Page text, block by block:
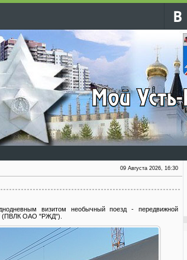
09 Августа 2026, 16:30
визитом необычный поезд - передвижной
(ПВЛК ОАО "РЖД").